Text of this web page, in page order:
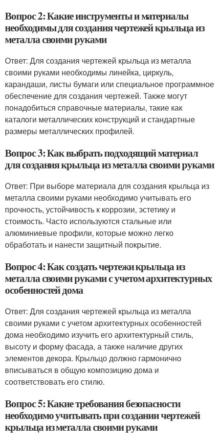
Вопрос 2: Какие инструменты и материалы
необходимы для создания чертежей крыльца из
металла своими руками
Ответ: Для создания чертежей крыльца из металла
своими руками необходимы линейка, циркуль,
карандаши, листы бумаги или специальное программное
обеспечение для создания чертежей. Также могут
понадобиться справочные материалы, такие как
каталоги металлических конструкций и стандартные
размеры металлических профилей.
Вопрос 3: Как выбрать подходящий материал
для создания крыльца из металла своими руками
Ответ: При выборе материала для создания крыльца из
металла своими руками необходимо учитывать его
прочность, устойчивость к коррозии, эстетику и
стоимость. Часто используются стальные или
алюминиевые профили, которые можно легко
обработать и нанести защитный покрытие.
Вопрос 4: Как создать чертежи крыльца из
металла своими руками с учетом архитектурных
особенностей дома
Ответ: Для создания чертежей крыльца из металла
своими руками с учетом архитектурных особенностей
дома необходимо изучить его архитектурный стиль,
высоту и форму фасада, а также наличие других
элементов декора. Крыльцо должно гармонично
вписываться в общую композицию дома и
соответствовать его стилю.
Вопрос 5: Какие требования безопасности
необходимо учитывать при создании чертежей
крыльца из металла своими руками